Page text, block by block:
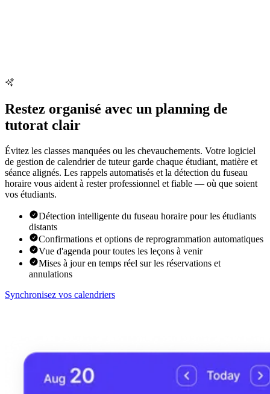
Restez organisé avec un planning de
tutorat clair
Évitez les classes manquées ou les chevauchements. Votre logiciel
de gestion de calendrier de tuteur garde chaque étudiant, matière et
séance alignés. Les rappels automatisés et la détection du fuseau
horaire vous aident à rester professionnel et fiable — où que soient
vos étudiants.
Détection intelligente du fuseau horaire pour les étudiants
distants
Confirmations et options de reprogrammation automatiques
Vue d'agenda pour toutes les leçons à venir
Mises à jour en temps réel sur les réservations et
annulations
Synchronisez vos calendriers